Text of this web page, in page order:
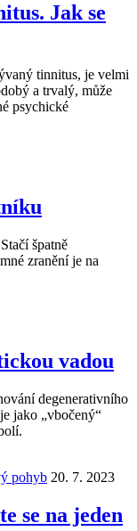
Jak se
tinnitus, je velmi
a trvalý, může
psychické
špatně
zranění je na
vadou
degenerativního
jako „vbočený“
pohyb 20. 7. 2023
se na jeden